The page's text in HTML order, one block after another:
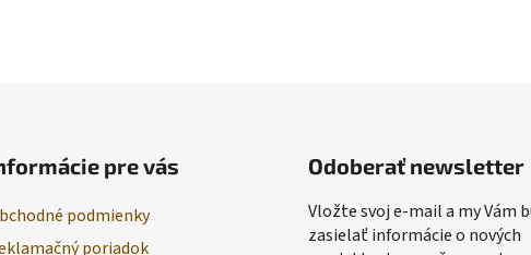
pre vás
podmienky
poriadok
Odoberať newsletter
Vložte svoj e-mail a my Vám
zasielať informácie o nových